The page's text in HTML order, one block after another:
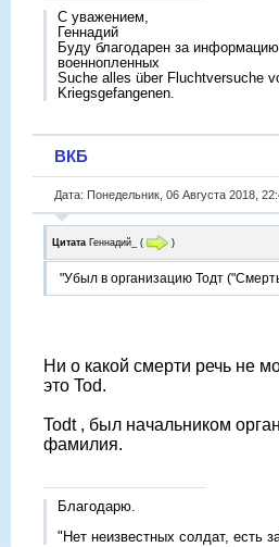
С уважением,
Геннадий
Буду благодарен за информацию
военнопленных
Suche alles über Fluchtversuche
Kriegsgefangenen.
ВКБ
Дата: Понедельник, 06 Августа 2018,
Цитата Геннадий_ ( )
"Убыл в организацию Тодт
Ни о какой смерти речь не
это Tod.
Todt , был начальником
фамилия.
Благодарю.
"Нет неизвестных солдат, есть